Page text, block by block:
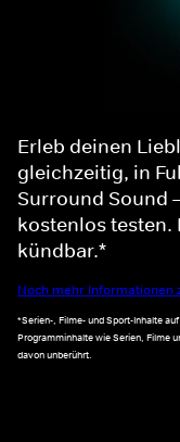
Erleb deinen
gleichzeitig, in
Surround Sound
kostenlos testen.
kündbar.*
Noch mehr Informationen
*Serien-, Filme- und Sport-Inhalte
Programminhalte wie Serien, Filme
davon unberührt.